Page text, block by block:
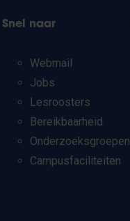
Snel naar
Webmail
Jobs
Lesroosters
Bereikbaarheid
Onderzoeksgroepen
Campusfaciliteiten